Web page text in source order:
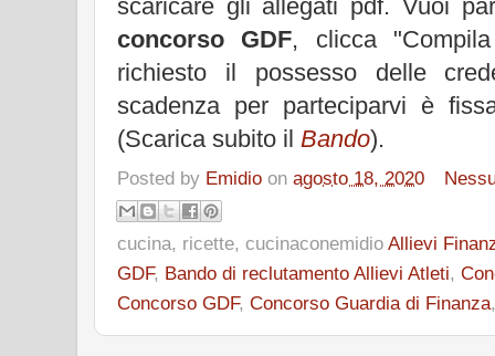
scaricare gli allegati pdf. Vuoi
concorso GDF, clicca
richiesto il possesso delle
scadenza per parteciparvi è
(Scarica subito il Bando).
Posted by Emidio on agosto 18, 2020
cucina, ricette, cucinaconemidio Allievi
GDF, Bando di reclutamento Allievi Atleti,
Concorso GDF, Concorso Guardia di Finanza